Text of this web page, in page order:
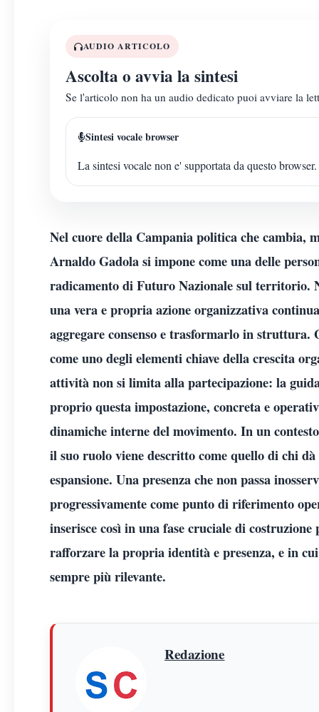
AUDIO ARTICOLO
Ascolta o avvia la sintesi
Se l'articolo non ha un audio dedicato puoi avviare la
Sintesi vocale browser
La sintesi vocale non e' supportata da questo browser.
Nel cuore della Campania politica che cambia,
Arnaldo Gadola si impone come una delle
radicamento di Futuro Nazionale sul territorio.
una vera e propria azione organizzativa
aggregare consenso e trasformarlo in
come uno degli elementi chiave della crescita
attività non si limita alla partecipazione: la
proprio questa impostazione, concreta e
dinamiche interne del movimento. In un
il suo ruolo viene descritto come quello di chi
espansione. Una presenza che non passa
progressivamente come punto di riferimento
inserisce così in una fase cruciale di
rafforzare la propria identità e presenza, e in
sempre più rilevante.
Redazione